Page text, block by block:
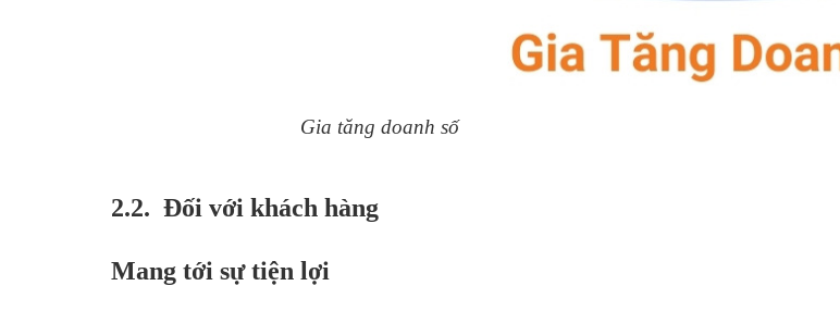
Gia tăng doanh số
2.2. Đối với khách hàng
Mang tới sự tiện lợi